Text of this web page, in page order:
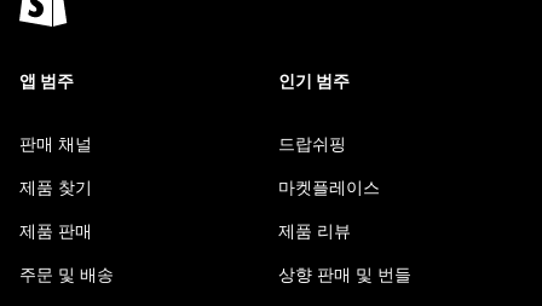
앱 범주
판매 채널
제품 찾기
제품 판매
주문 및 배송
인기 범주
드랍쉬핑
마켓플레이스
제품 리뷰
상향 판매 및 번들